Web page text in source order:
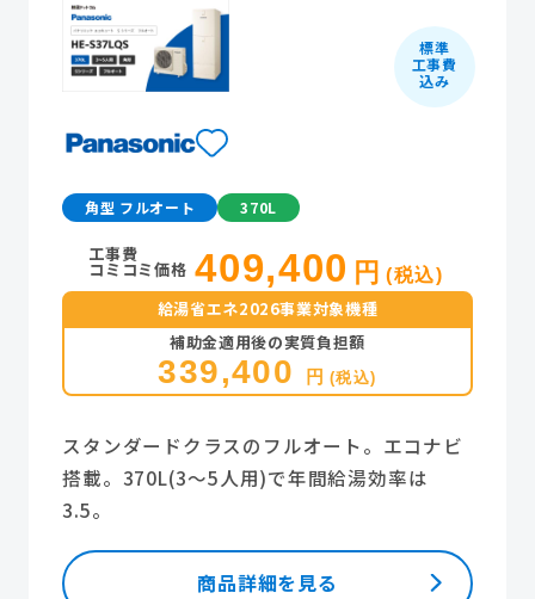
角型 フルオート 370L
標準
工事費
込み
スタンダードクラスのフルオート。エコナビ
搭載。370L(3～5人用)で年間給湯効率は
3.5。
給湯省エネ2026事業対象機種
補助金適用後の実質負担額
339,400 円 (税込)
工事費
コミコミ価格 409,400 円 (税込)
商品詳細を見る